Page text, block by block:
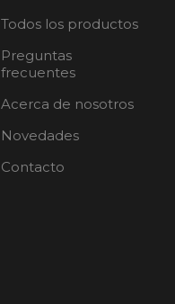
Todos los productos
Preguntas
frecuentes
Acerca de nosotros
Novedades
Contacto